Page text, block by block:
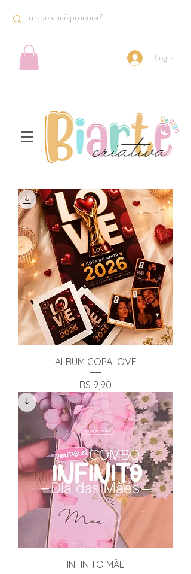
Login
ALBUM COPALOVE
Preço
R$ 9,90
INFINITO MÃE